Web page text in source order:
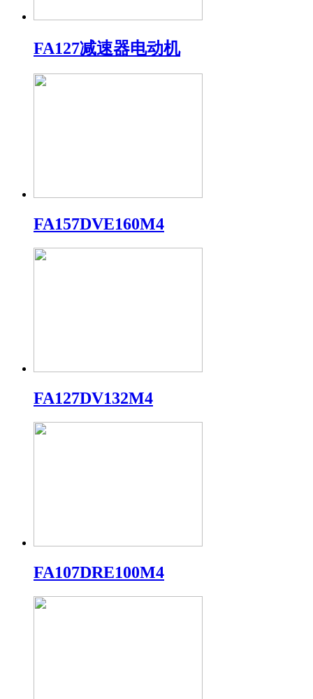
FA127减速器电动机
FA157DVE160M4
FA127DV132M4
FA107DRE100M4